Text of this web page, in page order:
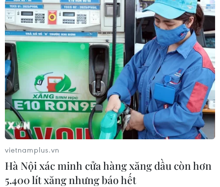
làm việc đến tỉnh này để hỗ trợ công tác khắc
phục hậu quả thiên tai./.
(TTXVN/Vietnam+)
vietnamplus.vn
Hà Nội xác minh cửa hàng xăng dầu còn hơn
5.400 lít xăng nhưng báo hết